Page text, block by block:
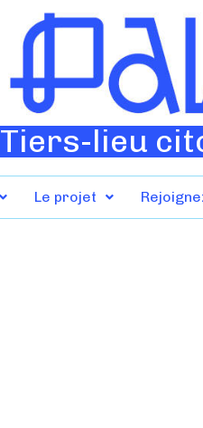
Tiers-lieu
Le projet